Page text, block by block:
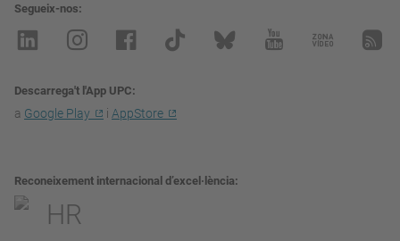
Segueix-nos
Descarrega't l'App UPC
a Google Play i AppStore
Reconeixement internacional d’excel·lència